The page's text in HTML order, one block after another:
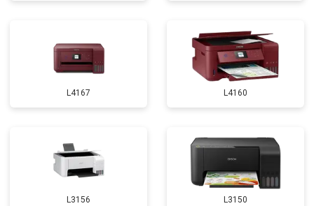
L4167 L4160
L3156 L3150